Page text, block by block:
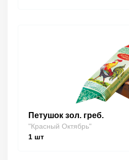
Петушок зол. греб.
"Красный Октябрь"
1 шт